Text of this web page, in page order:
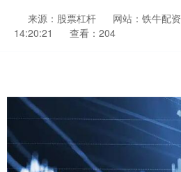
来源：股票杠杆 网站：铁牛配资
14:20:21
查看：204